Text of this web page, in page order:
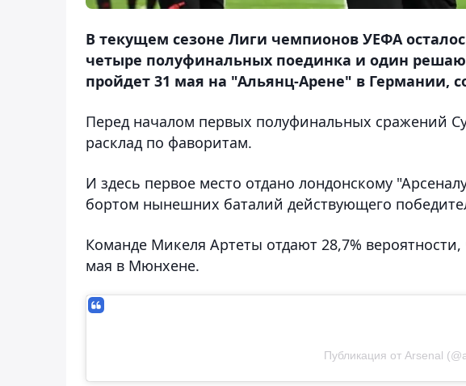
В текущем сезоне Лиги чемпионов УЕФА
четыре полуфинальных поединка и один
пройдет 31 мая на "Альянц-Арене" в Германии,
Перед началом первых полуфинальных сражений
расклад по фаворитам.
И здесь первое место отдано лондонскому
бортом нынешних баталий действующего
Команде Микеля Артеты отдают 28,7%
мая в Мюнхене.
Публикация от Arsenal